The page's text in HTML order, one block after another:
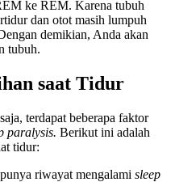
ke REM. Karena tubuh
dan otot masih lumpuh
demikian, Anda akan
tubuh.
saat Tidur
terdapat beberapa faktor
paralysis. Berikut ini adalah
tidur:
riwayat mengalami sleep